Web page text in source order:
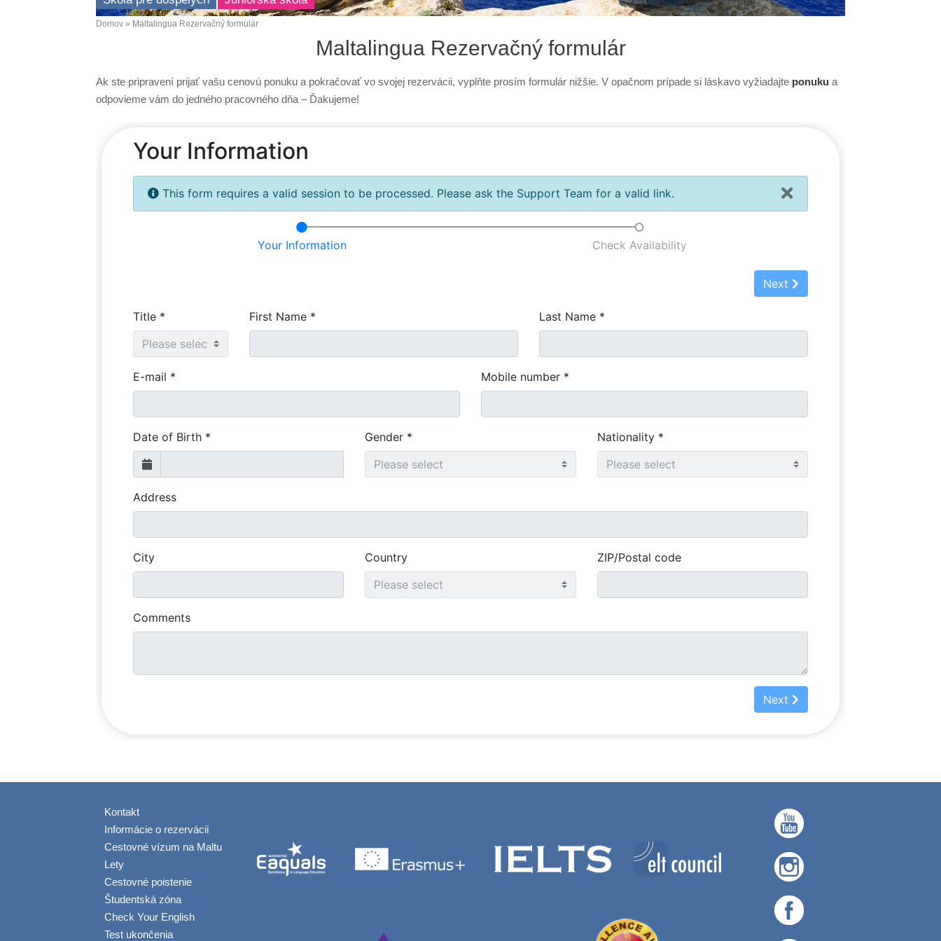
Domov Maltalingua Rezervačný formulár
Maltalingua Rezervačný formulár
Ak ste pripravení prijať vašu cenovú ponuku a pokračovať vo svojej rezervácii, vyplňte prosím formulár nižšie. V opačnom prípade si láskavo vyžiadajte ponuku a
odpovieme vám do jedného pracovného dňa – Ďakujeme!
Kontakt
Informácie o rezervácii
Cestovné vízum na Maltu
Lety
Cestovné poistenie
Študentská zóna
Check Your English
Test ukončenia